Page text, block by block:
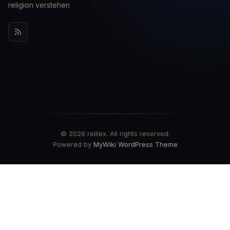
religion verstehen
© 2026 relilex. All rights reserved.
Powered by MyWiki WordPress Theme